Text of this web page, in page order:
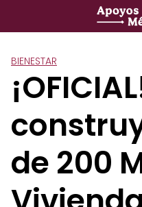
BIENESTAR
de 200